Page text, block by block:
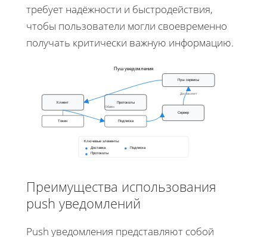
требует надёжности и быстродействия,
чтобы пользователи могли своевременно
получать критически важную информацию.
Пуш уведомления
Клиент
Токен
Протоколы
Подписка
Пуш сервисы
Сервер
Ключевые элементы:
Доставка
Протоколы
Подписка
Доставляет
Обмен
Преимущества использования
push уведомлений
Push уведомления представляют собой